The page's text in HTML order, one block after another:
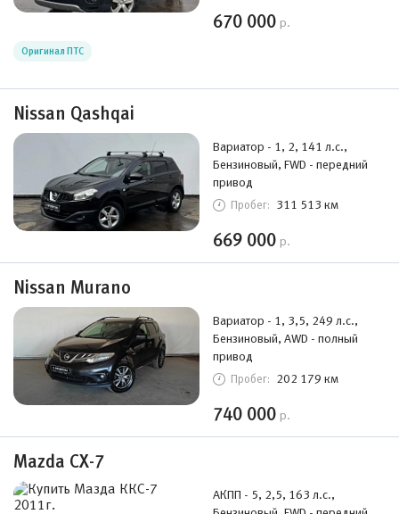
670 000 р.
Оригинал ПТС
Nissan Qashqai
Вариатор - 1, 2, 141 л.с.,
Бензиновый, FWD - передний
привод
Пробег: 311 513 км
669 000 р.
Nissan Murano
Вариатор - 1, 3,5, 249 л.с.,
Бензиновый, AWD - полный
привод
Пробег: 202 179 км
740 000 р.
Mazda CX-7
АКПП - 5, 2,5, 163 л.с.,